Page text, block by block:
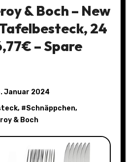
& Boch – New
24
– Spare
Januar 2024
, #Schnäppchen,
& Boch